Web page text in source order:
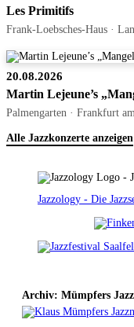
Les Primitifs
Frank-Loebsches-Haus ·
20.08.2026
Martin Lejeune’s
Palmengarten · Frankfurt
Alle Jazzkonzerte anzeigen
Jazzology - Die
Archiv: Mümpfers